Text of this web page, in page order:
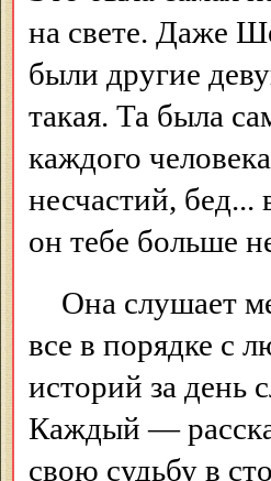
на свете. Даже
были другие
такая. Та была
каждого
несчастий, бед...
он тебе больше
Она слушает
все в порядке с
историй за день
Каждый —
свою судьбу в